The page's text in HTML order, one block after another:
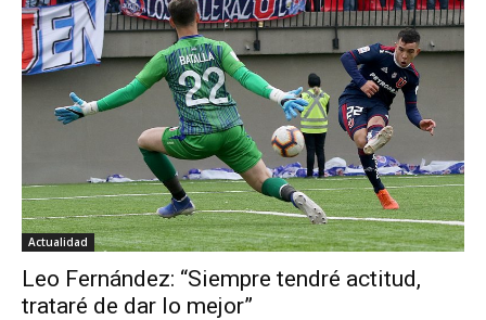
Actualidad
Leo Fernández: “Siempre tendré actitud,
trataré de dar lo mejor”